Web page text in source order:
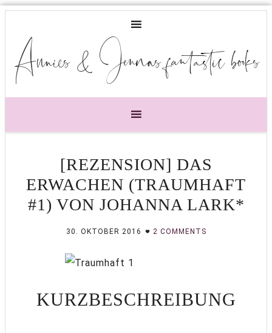
Annies & Jennas fantastic books
[REZENSION] DAS
ERWACHEN (TRAUMHAFT
#1) VON JOHANNA LARK*
30. OKTOBER 2016 2 COMMENTS
KURZBESCHREIBUNG